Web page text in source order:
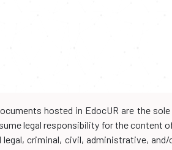
hosted in EdocUR are the
legal responsibility for the content
criminal, civil, administrative,